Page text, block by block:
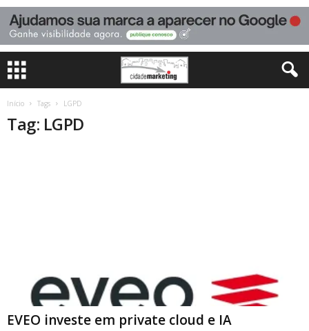
Início Tags LGPD
Tag: LGPD
EVEO investe em private cloud e IA